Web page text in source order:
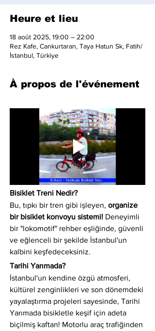
Heure et lieu
18 août 2025, 19:00 – 22:00
Rez Kafe, Cankurtaran, Taya Hatun Sk, Fatih/
İstanbul, Türkiye
À propos de l'événement
Bisiklet Treni Nedir?
Bu, tıpkı bir tren gibi işleyen, organize
bir bisiklet konvoyu sistemi! Deneyimli
bir "lokomotif" rehber eşliğinde, güvenli
ve eğlenceli bir şekilde İstanbul'un
kalbini keşfedeceksiniz.
Tarihi Yarımada?
İstanbul'un kendine özgü atmosferi,
kültürel zenginlikleri ve son dönemdeki
yayalaştırma projeleri sayesinde, Tarihi
Yarımada bisikletle keşif için adeta
biçilmiş kaftan! Motorlu araç trafiğinden